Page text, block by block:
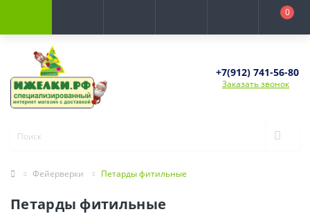
0
+7(912) 741-56-80
Заказать звонок
Фейерверки Петарды фитильные
Петарды фитильные